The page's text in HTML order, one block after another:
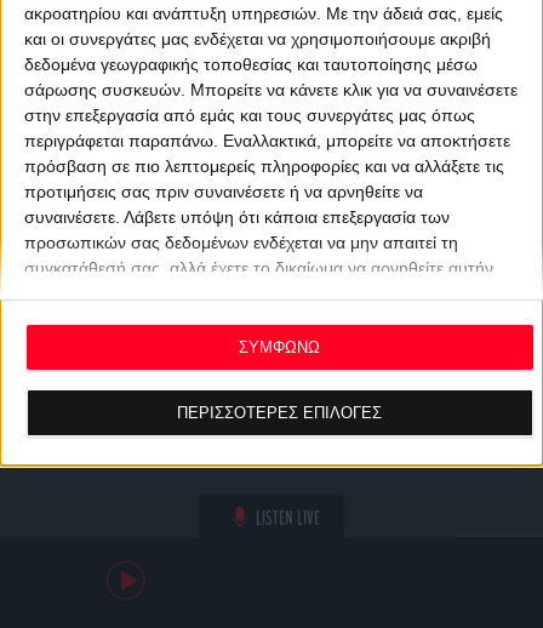
ακροατηρίου και ανάπτυξη υπηρεσιών. Με την άδειά σας, εμείς
και οι συνεργάτες μας ενδέχεται να χρησιμοποιήσουμε ακριβή
δεδομένα γεωγραφικής τοποθεσίας και ταυτοποίησης μέσω
σάρωσης συσκευών. Μπορείτε να κάνετε κλικ για να συναινέσετε
στην επεξεργασία από εμάς και τους συνεργάτες μας όπως
περιγράφεται παραπάνω. Εναλλακτικά, μπορείτε να αποκτήσετε
πρόσβαση σε πιο λεπτομερείς πληροφορίες και να αλλάξετε τις
προτιμήσεις σας πριν συναινέσετε ή να αρνηθείτε να
συναινέσετε. Λάβετε υπόψη ότι κάποια επεξεργασία των
προσωπικών σας δεδομένων ενδέχεται να μην απαιτεί τη
συγκατάθεσή σας, αλλά έχετε το δικαίωμα να αρνηθείτε αυτήν
ανακαλέσετε τη συγκατάθεσή σας ανά πάσα στιγμή
επιστρέφοντας σε αυτόν τον ιστότοπο και κάνοντας κλικ στο
κουμπί "Απορρήτου" στο κάτω μέρος της ιστοσελίδας.
ΠΕΡΙΣΣΟΤΕΡΕΣ ΕΠΙΛΟΓΕΣ
ΣΥΜΦΩΝΩ
LISTEN LIVE